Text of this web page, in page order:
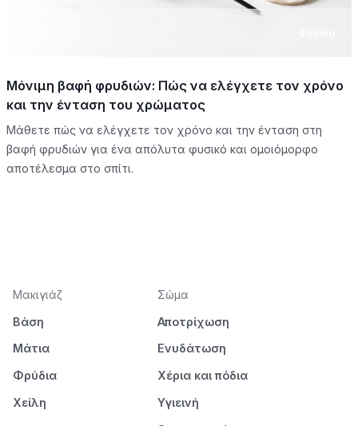
Μόνιμη βαφή φρυδιών: Πώς να ελέγχετε τον χρόνο
και την ένταση του χρώματος
Μάθετε πώς να ελέγχετε τον χρόνο και την ένταση στη
βαφή φρυδιών για ένα απόλυτα φυσικό και ομοιόμορφο
αποτέλεσμα στο σπίτι.
Μακιγιάζ
Βάση
Μάτια
Φρύδια
Χείλη
Σώμα
Αποτρίχωση
Ενυδάτωση
Χέρια και πόδια
Υγιεινή